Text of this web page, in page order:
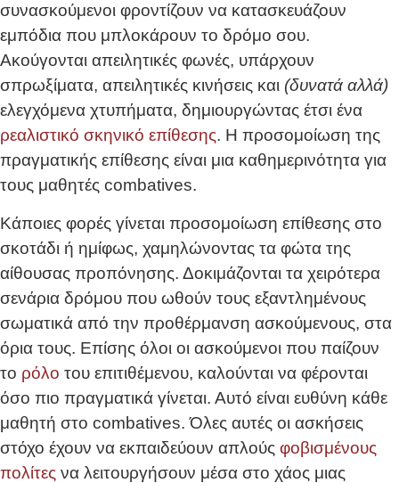
συνασκούμενοι φροντίζουν να κατασκευάζουν
εμπόδια που μπλοκάρουν το δρόμο σου.
Ακούγονται απειλητικές φωνές, υπάρχουν
σπρωξίματα, απειλητικές κινήσεις και (δυνατά αλλά)
ελεγχόμενα χτυπήματα, δημιουργώντας έτσι ένα
ρεαλιστικό σκηνικό επίθεσης. Η προσομοίωση της
πραγματικής επίθεσης είναι μια καθημερινότητα για
τους μαθητές combatives.
Κάποιες φορές γίνεται προσομοίωση επίθεσης στο
σκοτάδι ή ημίφως, χαμηλώνοντας τα φώτα της
αίθουσας προπόνησης. Δοκιμάζονται τα χειρότερα
σενάρια δρόμου που ωθούν τους εξαντλημένους
σωματικά από την προθέρμανση ασκούμενους, στα
όρια τους. Επίσης όλοι οι ασκούμενοι που παίζουν
το ρόλο του επιτιθέμενου, καλούνται να φέρονται
όσο πιο πραγματικά γίνεται. Αυτό είναι ευθύνη κάθε
μαθητή στο combatives. Όλες αυτές οι ασκήσεις
στόχο έχουν να εκπαιδεύουν απλούς φοβισμένους
πολίτες να λειτουργήσουν μέσα στο χάος μιας